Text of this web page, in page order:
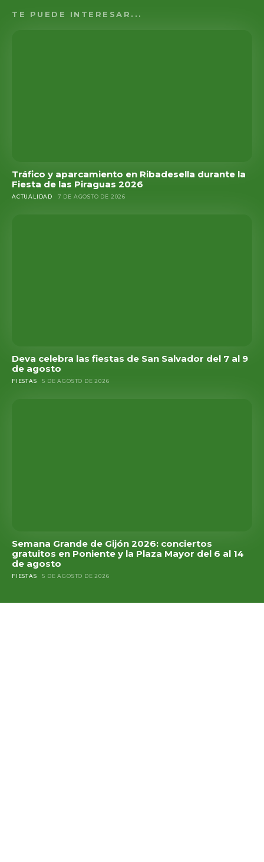
TE PUEDE INTERESAR...
Tráfico y aparcamiento en Ribadesella durante la
Fiesta de las Piraguas 2026
ACTUALIDAD 7 DE AGOSTO DE 2026
Deva celebra las fiestas de San Salvador del 7 al 9
de agosto
FIESTAS 5 DE AGOSTO DE 2026
Semana Grande de Gijón 2026: conciertos
gratuitos en Poniente y la Plaza Mayor del 6 al 14
de agosto
FIESTAS 5 DE AGOSTO DE 2026